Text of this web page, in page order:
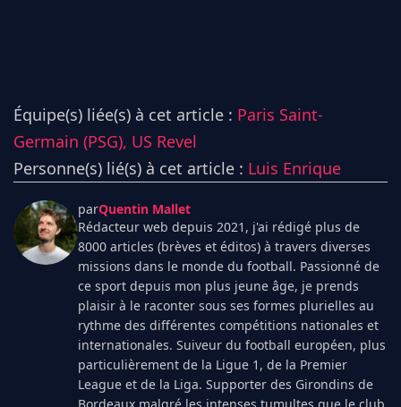
Équipe(s) liée(s) à cet article : Paris Saint-
Germain (PSG), US Revel
Personne(s) lié(s) à cet article : Luis Enrique
parQuentin Mallet
Rédacteur web depuis 2021, j'ai rédigé plus de
8000 articles (brèves et éditos) à travers diverses
missions dans le monde du football. Passionné de
ce sport depuis mon plus jeune âge, je prends
plaisir à le raconter sous ses formes plurielles au
rythme des différentes compétitions nationales et
internationales. Suiveur du football européen, plus
particulièrement de la Ligue 1, de la Premier
League et de la Liga. Supporter des Girondins de